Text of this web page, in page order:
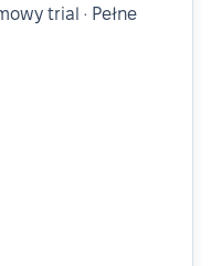
trial · Pełne